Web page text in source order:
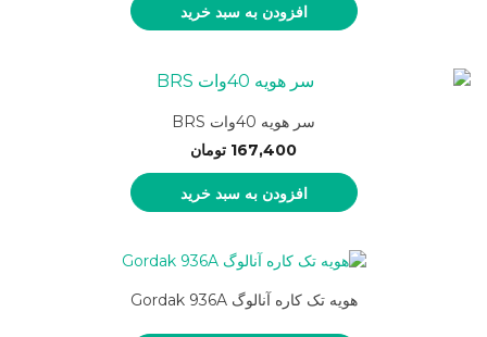
از
افزودن به سبد خرید
سر هویه 40وات BRS
167,400 تومان
افزودن به سبد خرید
هویه تک کاره آنالوگ Gordak 936A